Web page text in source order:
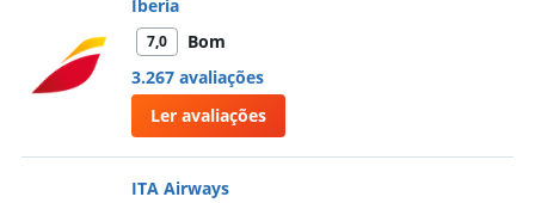
Iberia
7,0
Bom
3.267 avaliações
Ler avaliações
ITA Airways